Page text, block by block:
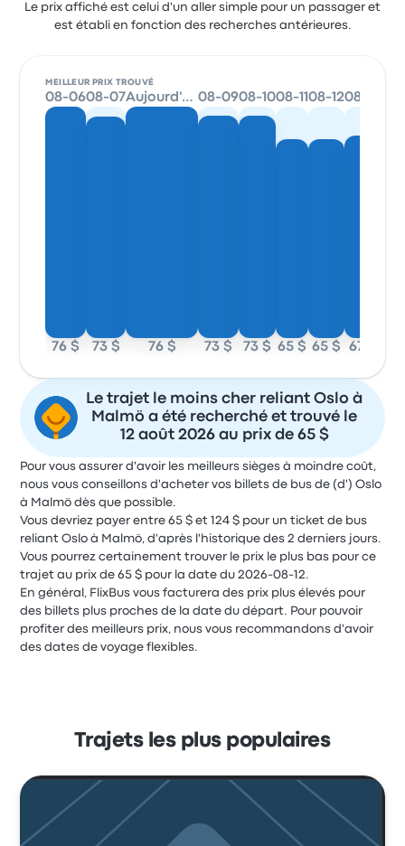
Le prix affiché est celui d'un aller simple pour un passager et
est établi en fonction des recherches antérieures.
MEILLEUR PRIX TROUVÉ
08-06
76 $
08-07
73 $
Aujourd'hui
76 $
08-09
73 $
08-10
73 $
08-11
65 $
08-12
65 $
08-13
67 $
Le trajet le moins cher reliant Oslo à
Malmö a été recherché et trouvé le
12 août 2026 au prix de 65 $
Pour vous assurer d'avoir les meilleurs sièges à moindre coût,
nous vous conseillons d'acheter vos billets de bus de (d') Oslo
à Malmö dès que possible.
Vous devriez payer entre 65 $ et 124 $ pour un ticket de bus
reliant Oslo à Malmö, d'après l'historique des 2 derniers jours.
Vous pourrez certainement trouver le prix le plus bas pour ce
trajet au prix de 65 $ pour la date du 2026-08-12.
En général, FlixBus vous facturera des prix plus élevés pour
des billets plus proches de la date du départ. Pour pouvoir
profiter des meilleurs prix, nous vous recommandons d'avoir
des dates de voyage flexibles.
Trajets les plus populaires